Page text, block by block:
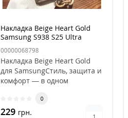
Накладка Beige Heart Gold
Samsung S938 S25 Ultra
Коричневая
00000068798
Накладка Beige Heart Gold
для SamsungСтиль, защита и
комфорт — в одном
0
229 грн.